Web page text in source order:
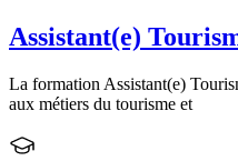
Assistant(e)
La formation Assistant(e)
aux métiers du tourisme et